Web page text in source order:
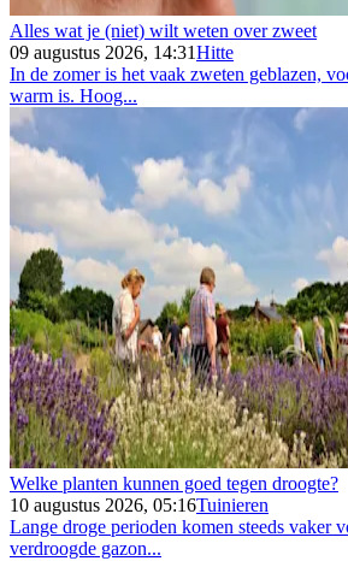
Alles wat je (niet) wilt weten over zweet
09 augustus 2026, 14:31Hitte
In de zomer is het vaak zweten geblazen,
warm is. Hoog...
Welke planten kunnen goed tegen droogte?
10 augustus 2026, 05:16Tuinieren
Lange droge perioden komen steeds vaker
verdroogde gazon...